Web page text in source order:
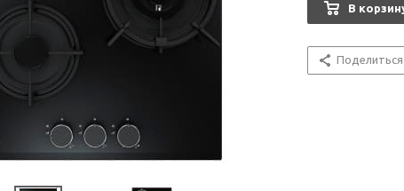
В
Поделиться